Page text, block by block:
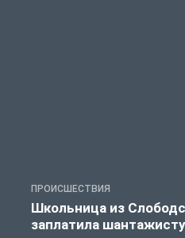
ПРОИСШЕСТВИЯ
Школьница из
заплатила